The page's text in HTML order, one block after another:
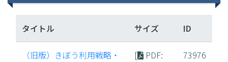
タイトル サイズ ID
（旧版）きぼう利用戦略・
[ PDF:
73976